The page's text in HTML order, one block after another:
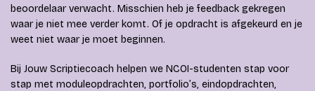
beoordelaar verwacht. Misschien heb je feedback gekregen
waar je niet mee verder komt. Of je opdracht is afgekeurd en je
weet niet waar je moet beginnen.
Bij Jouw Scriptiecoach helpen we NCOI-studenten stap voor
stap met moduleopdrachten, portfolio’s, eindopdrachten,